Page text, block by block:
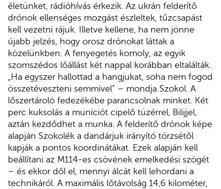
életünket, rádióhívás érkezik. Az ukrán felderítő
drónok ellenséges mozgást észleltek, tűzcsapást
kell vezetni rájuk. Illetve kellene, ha nem jönne
újabb jelzés, hogy orosz drónokat láttak a
közelünkben. A fenyegetés komoly, az egyik
szomszédos lőállást két nappal korábban eltalálták.
„Ha egyszer hallottad a hangjukat, soha nem fogod
összetéveszteni semmivel” – mondja Szokol. A
lőszertároló fedezékébe parancsolnak minket. Két
perc kuksolás a muníciót cipelő tüzérrel, Bilijjel,
aztán kezdődhet a munka. A felderítő drónok képe
alapján Szokolék a dandárjuk irányító törzsétől
kapják a pontos koordinátákat. Ezek alapján kell
beállítani az M114-es csövének emelkedési szögét
– és ekkor dől el, mennyi álcát kell lehordani a
technikáról. A maximális lőtávolság 14,6 kilométer,